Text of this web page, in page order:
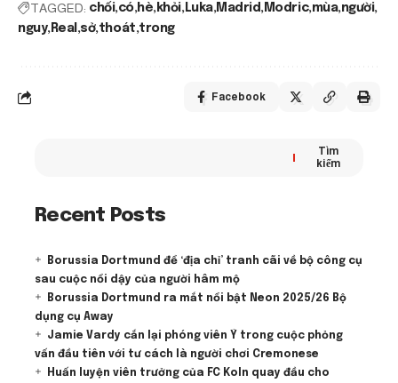
TAGGED: chối có hè khỏi Luka Madrid Modric mùa người
nguy Real sở thoát trong
Facebook
Tìm
kiếm
Recent Posts
Borussia Dortmund để ‘địa chỉ’ tranh cãi về bộ công cụ
sau cuộc nổi dậy của người hâm mộ
Borussia Dortmund ra mắt nổi bật Neon 2025/26 Bộ
dụng cụ Away
Jamie Vardy cắn lại phóng viên Ý trong cuộc phỏng
vấn đầu tiên với tư cách là người chơi Cremonese
Huấn luyện viên trưởng của FC Koln quay đầu cho